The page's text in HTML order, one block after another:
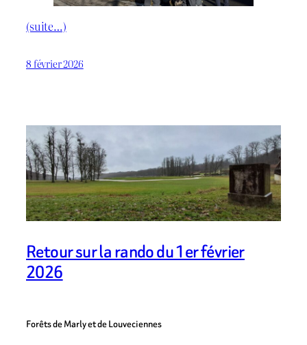
(suite…)
8 février 2026
Retour sur la rando du 1er février
2026
Forêts de Marly et de Louveciennes